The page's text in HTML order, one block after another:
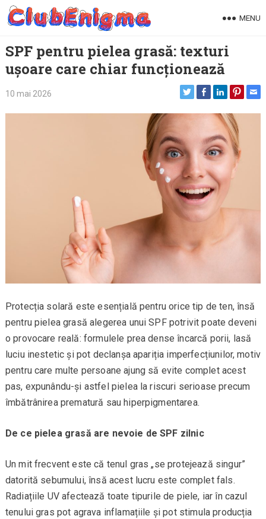
Skip
MENU
SPF pentru pielea grasă: texturi
ușoare care chiar funcționează
10 mai 2026
Protecția solară este esențială pentru orice tip de ten, însă
pentru pielea grasă alegerea unui SPF potrivit poate deveni
o provocare reală: formulele prea dense încarcă porii, lasă
luciu inestetic și pot declanșa apariția imperfecțiunilor, motiv
pentru care multe persoane ajung să evite complet acest
pas, expunându-și astfel pielea la riscuri serioase precum
îmbătrânirea prematură sau hiperpigmentarea.
De ce pielea grasă are nevoie de SPF zilnic
Un mit frecvent este că tenul gras „se protejează singur”
datorită sebumului, însă acest lucru este complet fals.
Radiațiile UV afectează toate tipurile de piele, iar în cazul
tenului gras pot agrava inflamațiile și pot stimula producția